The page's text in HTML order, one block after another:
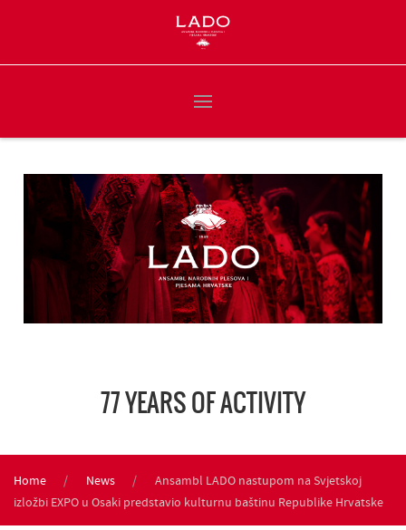
77 YEARS OF ACTIVITY
Home News
Ansambl LADO nastupom na Svjetskoj
izložbi EXPO u Osaki predstavio kulturnu baštinu Republike Hrvatske